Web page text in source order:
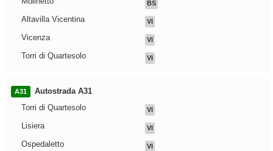
BS
Altavilla Vicentina VI
Vicenza VI
Torri di Quartesolo VI
A31
Autostrada A31
Torri di Quartesolo
VI
Lisiera VI
Ospedaletto VI